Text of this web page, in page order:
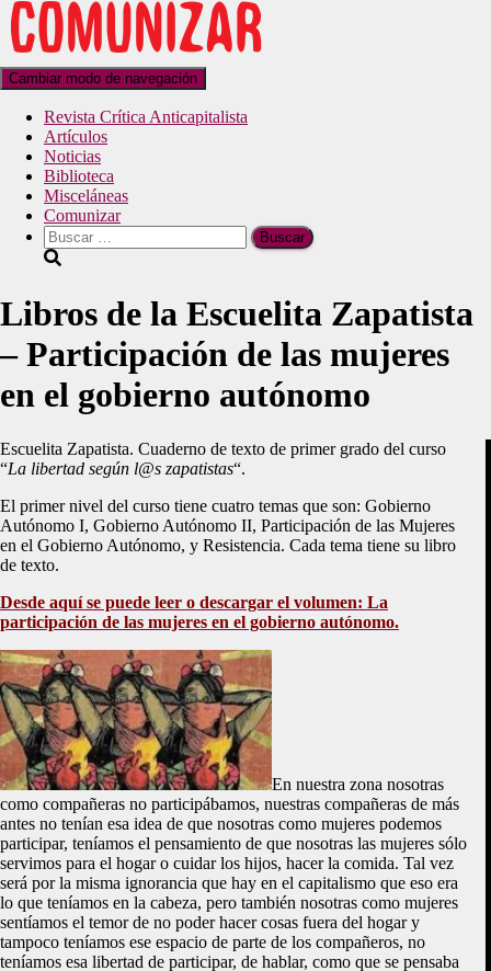
Cambiar modo de navegación
Revista Crítica Anticapitalista
Artículos
Noticias
Biblioteca
Misceláneas
Comunizar
Libros de la Escuelita Zapatista
– Participación de las mujeres
en el gobierno autónomo
Escuelita Zapatista. Cuaderno de texto de primer grado del curso
“La libertad según l@s zapatistas“.
El primer nivel del curso tiene cuatro temas que son: Gobierno
Autónomo I, Gobierno Autónomo II, Participación de las Mujeres
en el Gobierno Autónomo, y Resistencia. Cada tema tiene su libro
de texto.
Desde aquí se puede leer o descargar el volumen: La
participación de las mujeres en el gobierno autónomo.
En nuestra zona nosotras
como compañeras no participábamos, nuestras compañeras de más
antes no tenían esa idea de que nosotras como mujeres podemos
participar, teníamos el pensamiento de que nosotras las mujeres sólo
servimos para el hogar o cuidar los hijos, hacer la comida. Tal vez
será por la misma ignorancia que hay en el capitalismo que eso era
lo que teníamos en la cabeza, pero también nosotras como mujeres
sentíamos el temor de no poder hacer cosas fuera del hogar y
tampoco teníamos ese espacio de parte de los compañeros, no
teníamos esa libertad de participar, de hablar, como que se pensaba